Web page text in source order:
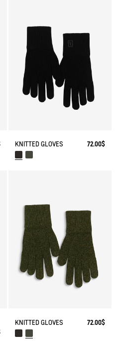
KNITTED GLOVES 72.00$
KNITTED GLOVES 72.00$